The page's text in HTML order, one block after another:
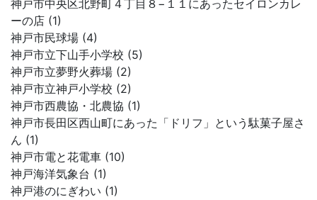
神戸市中央区北野町４丁目８−１１にあったセイロンカレ
ーの店 (1)
神戸市民球場 (4)
神戸市立下山手小学校 (5)
神戸市立夢野火葬場 (2)
神戸市立神戸小学校 (2)
神戸市西農協・北農協 (1)
神戸市長田区西山町にあった「ドリフ」という駄菓子屋さ
ん (1)
神戸市電と花電車 (10)
神戸海洋気象台 (1)
神戸港のにぎわい (1)